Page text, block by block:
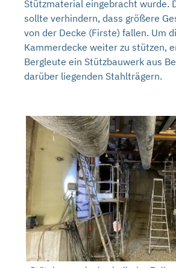
Stützmaterial eingebracht wurde.
sollte verhindern, dass größere
von der Decke (Firste) fallen. Um
Kammerdecke weiter zu stützen,
Bergleute ein Stützbauwerk aus
darüber liegenden Stahlträgern.